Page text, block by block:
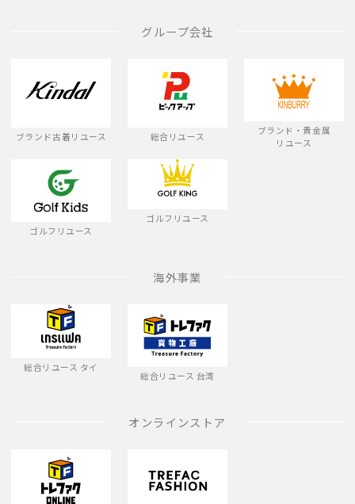
グループ会社
ブランド古着リユース 総合リユース
ブランド・貴金属
リユース
ゴルフリユース
ゴルフリユース
海外事業
総合リユース タイ
総合リユース 台湾
オンラインストア